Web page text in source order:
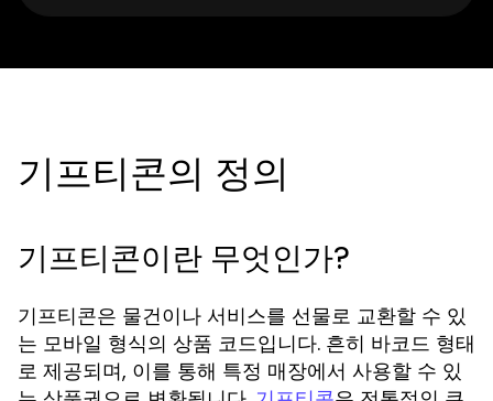
기프티콘의 정의
기프티콘이란 무엇인가?
기프티콘은 물건이나 서비스를 선물로 교환할 수 있
는 모바일 형식의 상품 코드입니다. 흔히 바코드 형태
로 제공되며, 이를 통해 특정 매장에서 사용할 수 있